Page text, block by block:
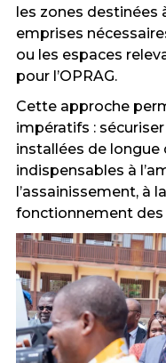
les zones destinées
emprises
ou les espaces
pour l’OPRAG.
Cette approche
impératifs :
installées de longue
indispensables à
l’assainissement, à
fonctionnement